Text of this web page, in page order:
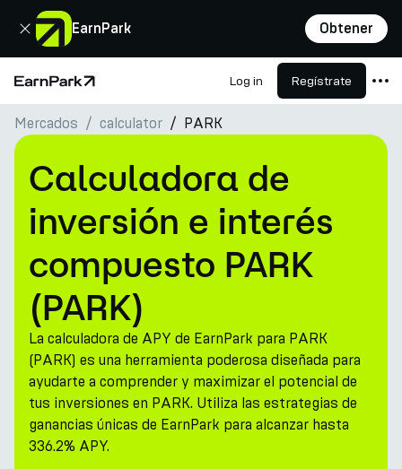
EarnPark Obtener
Cerrar
Página de inicio Log in Regístrate
Productos
Mercados
Calculadoras
PARK Token
Recursos
Compañía
Mercados сalculator PARK
Calculadora de
inversión e interés
compuesto PARK
(PARK)
La calculadora de APY de EarnPark para PARK
(PARK) es una herramienta poderosa diseñada para
ayudarte a comprender y maximizar el potencial de
tus inversiones en PARK. Utiliza las estrategias de
ganancias únicas de EarnPark para alcanzar hasta
336.2% APY.